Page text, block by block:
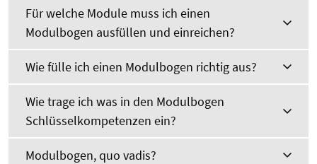
Für welche Module muss ich einen
Modulbogen ausfüllen und einreichen?
Wie fülle ich einen Modulbogen richtig aus?
Wie trage ich was in den Modulbogen
Schlüsselkompetenzen ein?
Modulbogen, quo vadis?